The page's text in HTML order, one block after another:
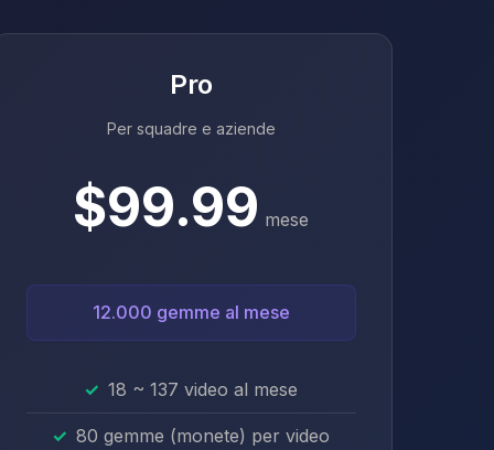
Pro
Per squadre e aziende
$99.99 mese
12.000 gemme al mese
18 ~ 137 video al mese
80 gemme (monete) per video